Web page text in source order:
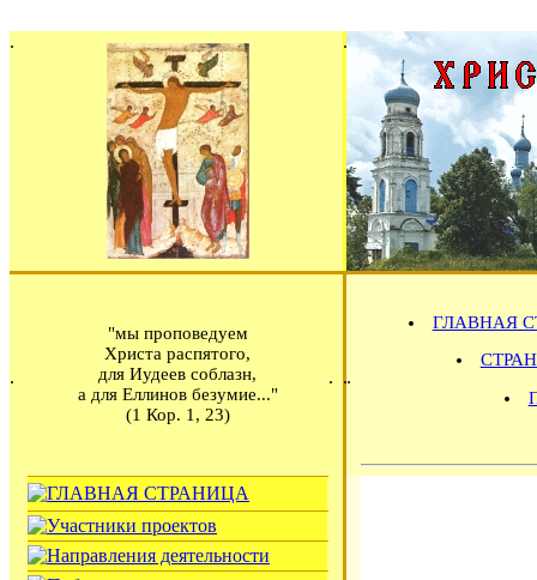
"мы проповедуем
Христа распятого,
для Иудеев соблазн,
а для Еллинов безумие..."
(1 Кор. 1, 23)
ГЛАВНАЯ